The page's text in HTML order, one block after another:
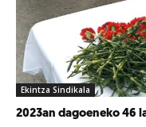
Ekintza Sindikala
2023an dagoeneko 46